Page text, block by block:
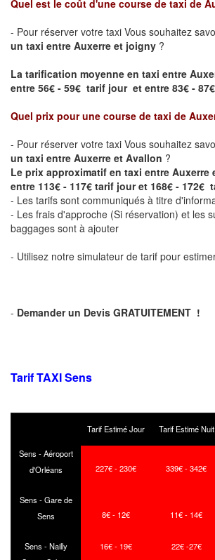
Quel est le coût d'une course de taxi de
- Pour réserver votre taxi Vous souhaitez
un taxi entre Auxerre et joigny ?
La tarification moyenne en taxi entre
entre 56€ - 59€ tarif jour et entre 83€ -
Quel prix pour une course de taxi de
- Pour réserver votre taxi Vous souhaitez
un taxi entre Auxerre et Avallon ?
Le prix approximatif en taxi entre Auxerre
entre 113€ - 117€ tarif jour et 168€ - 172€
- Les tarifs sont communiqués à titre
- Les frais d'approche (Si réservation) et les
baggages sont à ajouter
- Utilisez notre simulateur de tarif pour
- Demander un Devis GRATUITEMENT !
Tarif TAXI Sens
Tarif Estimé Jour Tarif Estimé Nuit
Sens - Aéroport
d'Orléans
227€ - 230€ 339€ - 342€
Sens - Gare de
Sens
8€ - 12€ 11€ - 14€
Sens - Nailly 16€ - 19€ 22€ -27€